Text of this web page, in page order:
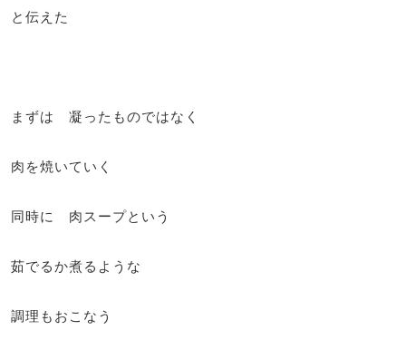
と伝えた
まずは 凝ったものではなく
肉を焼いていく
同時に 肉スープという
茹でるか煮るような
調理もおこなう